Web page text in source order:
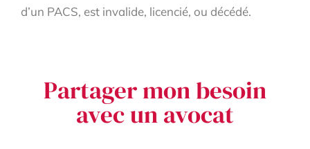
d’un PACS, est invalide, licencié, ou décédé.
Partager mon besoin
avec un avocat